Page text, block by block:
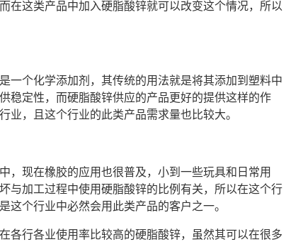
在这类产品中加入硬脂酸锌就可以改变这个情况，所以
一个化学添加剂，其传统的用法就是将其添加到塑料中
稳定性，而硬脂酸锌供应的产品更好的提供这样的作
业，且这个行业的此类产品需求量也比较大。
，现在橡胶的应用也很普及，小到一些玩具和日常用
与加工过程中使用硬脂酸锌的比例有关，所以在这个行
这个行业中必然会用此类产品的客户之一。
各行各业使用率比较高的硬脂酸锌，虽然其可以在很多